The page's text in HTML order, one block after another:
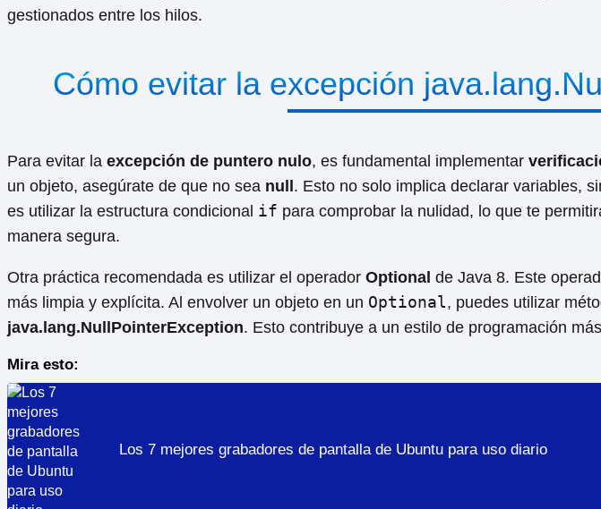
gestionados entre los hilos.
Cómo evitar la excepción
Para evitar la excepción de puntero nulo, es fundamental implementar
un objeto, asegúrate de que no sea null. Esto no solo implica declarar variables,
es utilizar la estructura condicional if para comprobar la nulidad, lo que te
manera segura.
Otra práctica recomendada es utilizar el operador Optional de Java 8. Este
más limpia y explícita. Al envolver un objeto en un Optional, puedes utilizar
java.lang.NullPointerException. Esto contribuye a un estilo de programación
Mira esto:
Los 7 mejores grabadores de pantalla de Ubuntu para uso diario